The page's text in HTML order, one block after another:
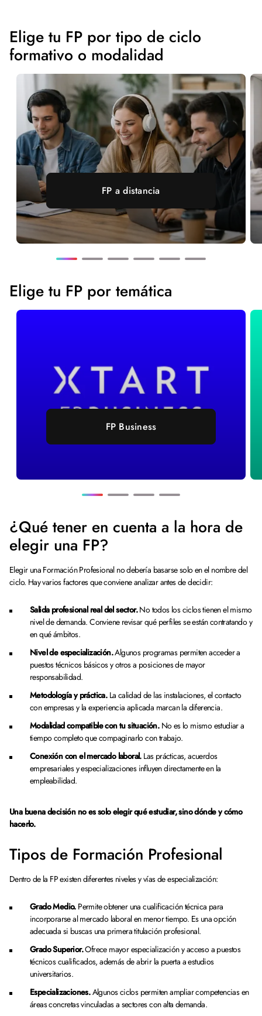
Elige tu FP por tipo de ciclo
formativo o modalidad
FP a distancia
Elige tu FP por temática
FP Business
¿Qué tener en cuenta a la hora de
elegir una FP?
Elegir una Formación Profesional no debería basarse solo en el nombre del
ciclo. Hay varios factores que conviene analizar antes de decidir:
Salida profesional real del sector.No todos los ciclos tienen el mismo
nivel de demanda. Conviene revisar qué perfiles se están contratando y
en qué ámbitos.
Nivel de especialización.Algunos programas permiten acceder a
puestos técnicos básicos y otros a posiciones de mayor
responsabilidad.
Metodología y práctica.La calidad de las instalaciones, el contacto
con empresas y la experiencia aplicada marcan la diferencia.
Modalidad compatible con tu situación.No es lo mismo estudiar a
tiempo completo que compaginarlo con trabajo.
Conexión con el mercado laboral.Las prácticas, acuerdos
empresariales y especializaciones influyen directamente en la
empleabilidad.
Una buena decisión no es solo elegir qué estudiar, sino dónde y cómo
hacerlo.
Tipos de Formación Profesional
Dentro de la FP existen diferentes niveles y vías de especialización:
Grado Medio.Permite obtener una cualificación técnica para
incorporarse al mercado laboral en menor tiempo. Es una opción
adecuada si buscas una primera titulación profesional.
Grado Superior.Ofrece mayor especialización y acceso a puestos
técnicos cualificados, además de abrir la puerta a estudios
universitarios.
Especializaciones.Algunos ciclos permiten ampliar competencias en
áreas concretas vinculadas a sectores con alta demanda.